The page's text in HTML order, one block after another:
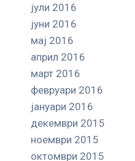
јули 2016
јуни 2016
мај 2016
април 2016
март 2016
февруари 2016
јануари 2016
декември 2015
ноември 2015
октомври 2015